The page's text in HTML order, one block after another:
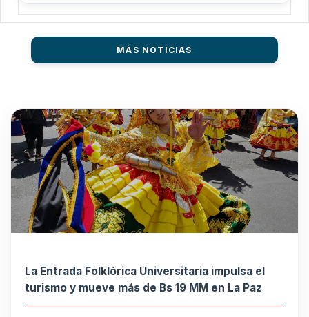
MÁS NOTICIAS
La Entrada Folklórica Universitaria impulsa el
turismo y mueve más de Bs 19 MM en La Paz